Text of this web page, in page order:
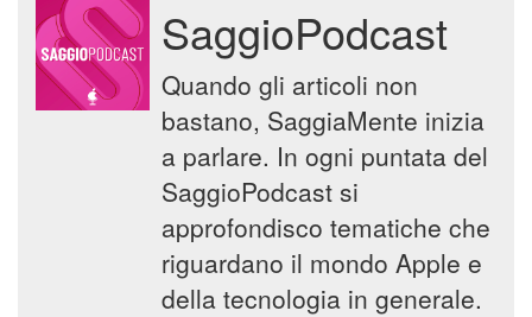
SaggioPodcast
Quando gli articoli non
bastano, SaggiaMente inizia
a parlare. In ogni puntata del
SaggioPodcast si
approfondisco tematiche che
riguardano il mondo Apple e
della tecnologia in generale.